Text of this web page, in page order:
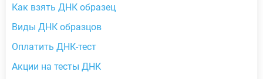
Как взять ДНК образец
Виды ДНК образцов
Оплатить ДНК-тест
Акции на тесты ДНК